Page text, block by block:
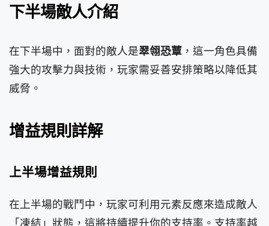
下半場敵人介紹
在下半場中，面對的敵人是翠翎恐蕈 ，這一角色具備
強大的攻擊力與技術，玩家需妥善安排策略以降低其
威脅。
增益規則詳解
上半場增益規則
在上半場的戰鬥中，玩家可利用元素反應來造成敵人